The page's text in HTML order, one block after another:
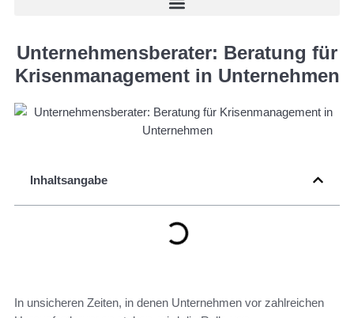
Unternehmensberater: Beratung für
Krisenmanagement in Unternehmen
Inhaltsangabe
In unsicheren Zeiten, in denen Unternehmen vor zahlreichen